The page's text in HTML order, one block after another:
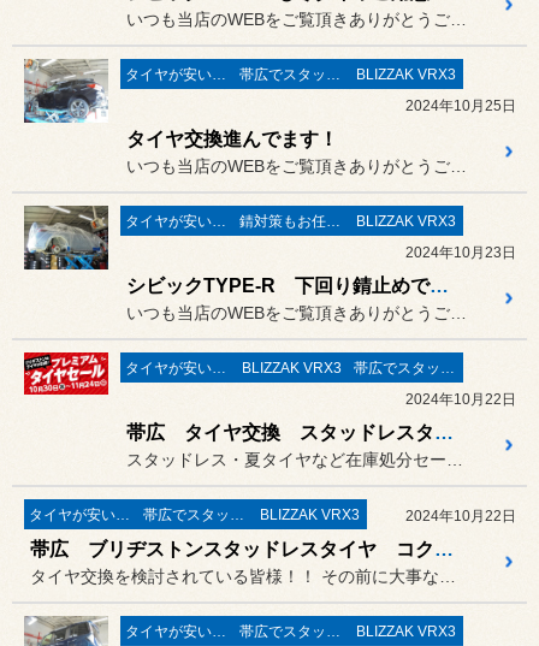
タイヤが安い(^^♪ 帯広でスタッドレスタイヤ
BLIZZAK VRX3
2024年10月25日
タイヤ交換進んでます！
タイヤが安い(^^♪ 錆対策もお任せ！
BLIZZAK VRX3
2024年10月23日
シビックTYPE-R 下回り錆止めです！
タイヤが安い(^^♪ BLIZZAK VRX3
帯広でスタッドレスタイヤ
2024年10月22日
帯広 タイヤ交換 スタッドレスタイヤお買い得 安い WEB予約で便利 ブリヂストンのコクピット白樺
タイヤが安い(^^♪ 帯広でスタッドレスタイヤ BLIZZAK VRX3 2024年10月22日
帯広 ブリヂストンスタッドレスタイヤ コクピット白樺にお任せ！！
タイヤが安い(^^♪ 帯広でスタッドレスタイヤ
BLIZZAK VRX3